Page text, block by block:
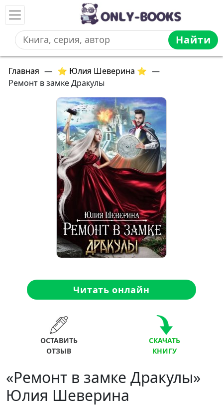
Найти
Главная — ⭐ Юлия Шеверина ⭐ —
Ремонт в замке Дракулы
Читать онлайн
ОСТАВИТЬ
ОТЗЫВ
СКАЧАТЬ
КНИГУ
«Ремонт в замке Дракулы»
Юлия Шеверина